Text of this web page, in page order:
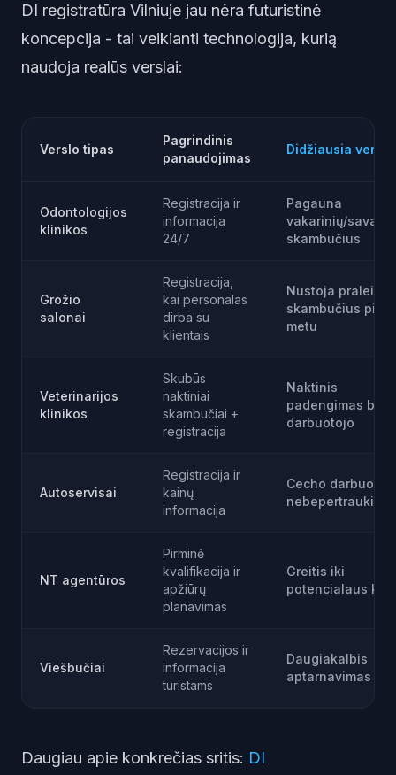
DI registratūra Vilniuje jau nėra futuristinė
koncepcija - tai veikianti technologija, kurią
naudoja realūs verslai:
Verslo tipas
Pagrindinis
panaudojimas
Didžiausia vertė
Odontologijos
klinikos
Registracija ir
informacija
24/7
Pagauna
vakarinių/
skambučius
Grožio
salonai
Registracija,
kai personalas
dirba su
klientais
Nustoja praleisti
skambučius piko
metu
Veterinarijos
klinikos
Skubūs
naktiniai
skambučiai +
registracija
Naktinis
padengimas be
darbuotojo
Autoservisai
Registracija ir
kainų
informacija
Cecho
nebepertraukiami
NT agentūros
Pirminė
kvalifikacija ir
apžiūrų
planavimas
Greitis iki
potencialaus
Viešbučiai
Rezervacijos ir
informacija
turistams
Daugiakalbis
aptarnavimas
Daugiau apie konkrečias sritis: DI